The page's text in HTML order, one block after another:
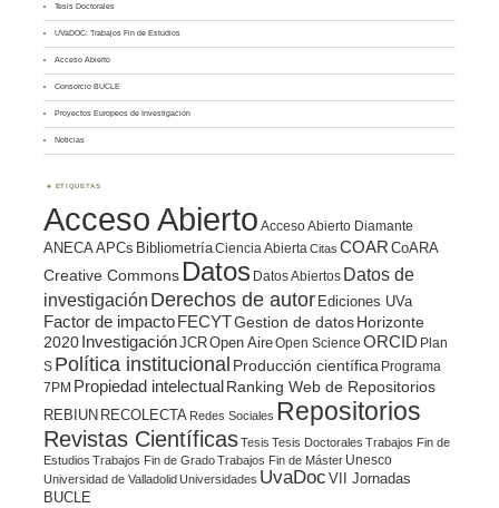
Tesis Doctorales
UVaDOC: Trabajos Fin de Estudios
Acceso Abierto
Consorcio BUCLE
Proyectos Europeos de Investigación
Noticias
ETIQUETAS
Acceso Abierto Acceso Abierto Diamante
ANECAAPCs BibliometríaCiencia Abierta Citas COAR CoARA
Creative Commons Datos Datos Abiertos Datos de
investigación Derechos de autor Ediciones UVa
Factor de impacto FECYTGestion de datosHorizonte
2020 InvestigaciónJCROpen AireOpen Science ORCID Plan
S Política institucional Producción científica Programa
7PM Propiedad intelectual Ranking Web de Repositorios
REBIUN RECOLECTA Redes Sociales Repositorios
Revistas CientíficasTesis Tesis Doctorales Trabajos Fin de
Estudios Trabajos Fin de GradoTrabajos Fin de Máster Unesco
Universidad de Valladolid Universidades UvaDoc VII Jornadas
BUCLE